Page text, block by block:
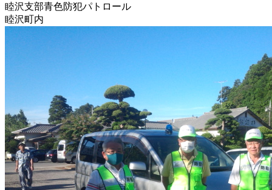
睦沢支部青色防犯パトロール
睦沢町内